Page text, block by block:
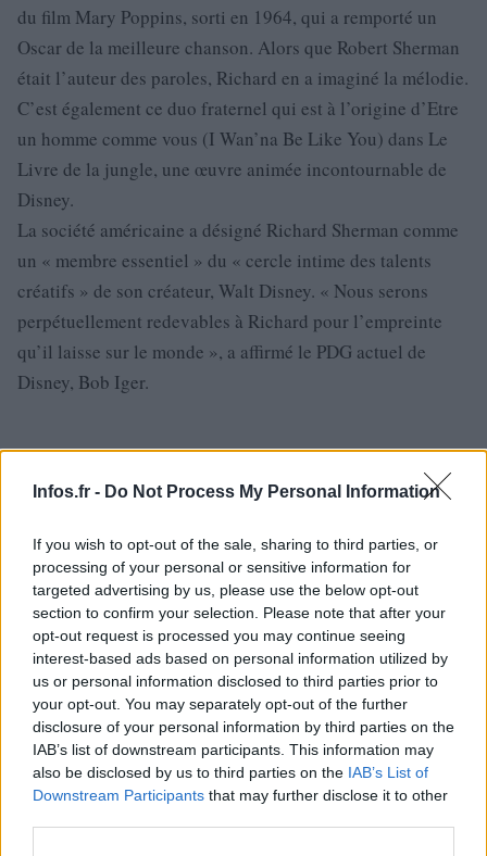
Infos.fr - Do Not Process My Personal Information
If you wish to opt-out of the sale, sharing to third parties, or
processing of your personal or sensitive information for
targeted advertising by us, please use the below opt-out
section to confirm your selection. Please note that after your
opt-out request is processed you may continue seeing
interest-based ads based on personal information utilized by
us or personal information disclosed to third parties prior to
your opt-out. You may separately opt-out of the further
disclosure of your personal information by third parties on the
IAB’s list of downstream participants. This information may
also be disclosed by us to third parties on the IAB’s List of
Downstream Participants that may further disclose it to other
du film Mary Poppins, sorti en 1964, qui a remporté un
Oscar de la meilleure chanson. Alors que Robert Sherman
était l’auteur des paroles, Richard en a imaginé la mélodie.
C’est également ce duo fraternel qui est à l’origine d’Etre
un homme comme vous (I Wan’na Be Like You) dans Le
Livre de la jungle, une œuvre animée incontournable de
Disney.
La société américaine a désigné Richard Sherman comme
un « membre essentiel » du « cercle intime des talents
créatifs » de son créateur, Walt Disney. « Nous serons
perpétuellement redevables à Richard pour l’empreinte
qu’il laisse sur le monde », a affirmé le PDG actuel de
Disney, Bob Iger.